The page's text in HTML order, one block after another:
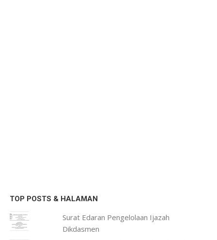
TOP POSTS & HALAMAN
Surat Edaran Pengelolaan Ijazah
Dikdasmen